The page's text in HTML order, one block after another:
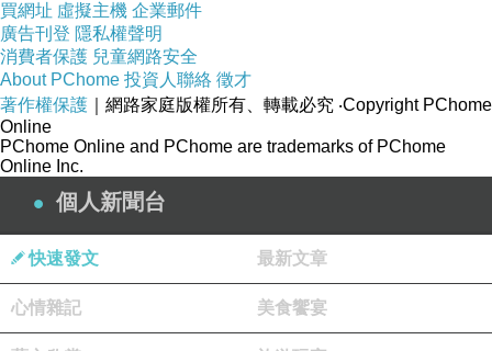
《金車生技水產養殖研發中心--門口有隻大蝦蝦可以合照》
買網址 虛擬主機 企業郵件
廣告刊登 隱私權聲明
消費者保護 兒童網路安全
About PChome 投資人聯絡 徵才
著作權保護 ｜網路家庭版權所有、轉載必究 ‧Copyright PChome
Online
PChome Online and PChome are trademarks of PChome
Online Inc.
個人新聞台
快速發文 最新文章
心情雜記 美食饗宴